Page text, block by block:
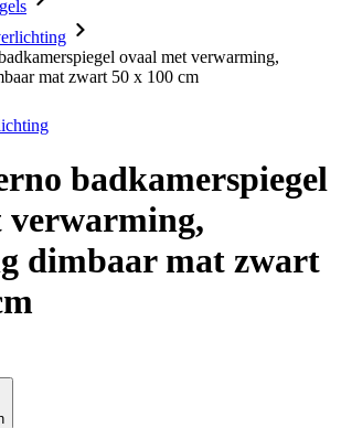
ovaal met verwarming,
mat zwart 50 x 100 cm
badkamerspiegel
verwarming,
dimbaar mat zwart